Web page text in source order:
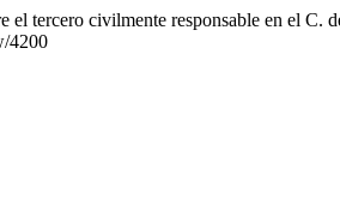
tercero civilmente responsable en el C.
4200